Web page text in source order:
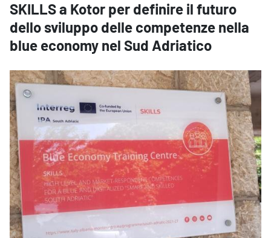
SKILLS a Kotor per definire il futuro
dello sviluppo delle competenze nella
blue economy nel Sud Adriatico